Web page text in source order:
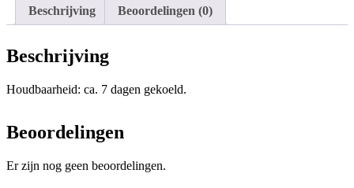
Beschrijving Beoordelingen (0)
Beschrijving
Houdbaarheid: ca. 7 dagen gekoeld.
Beoordelingen
Er zijn nog geen beoordelingen.